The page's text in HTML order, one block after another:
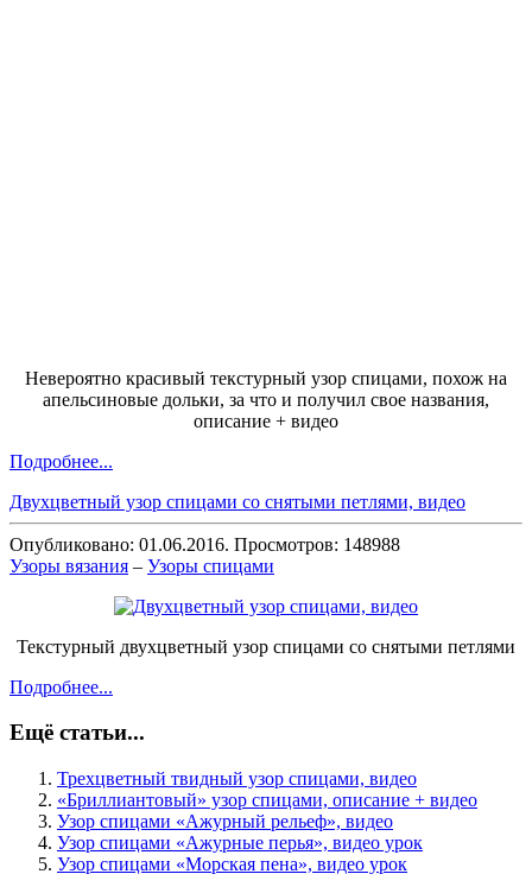
Невероятно красивый текстурный узор спицами, похож на
апельсиновые дольки, за что и получил свое названия,
описание + видео
Подробнее...
Двухцветный узор спицами со снятыми петлями, видео
Опубликовано: 01.06.2016. Просмотров: 148988
Узоры вязания – Узоры спицами
Текстурный двухцветный узор спицами со снятыми петлями
Подробнее...
Ещё статьи...
Трехцветный твидный узор спицами, видео
«Бриллиантовый» узор спицами, описание + видео
Узор спицами «Ажурный рельеф», видео
Узор спицами «Ажурные перья», видео урок
Узор спицами «Морская пена», видео урок